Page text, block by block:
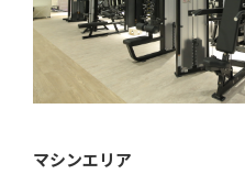
マシンエリア